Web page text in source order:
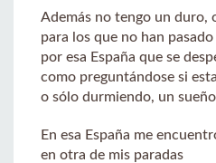
Además no tengo un duro,
para los que no han pasado
por esa España que se
como preguntándose si
o sólo durmiendo, un
En esa España me
en otra de mis paradas